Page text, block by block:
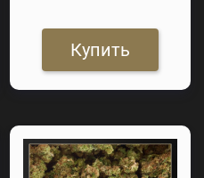
Купить